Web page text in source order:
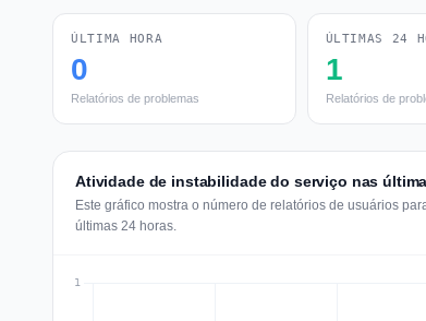
ÚLTIMA HORA
0
Relatórios de problemas
ÚLTIMAS 24
1
Relatórios de
Atividade de instabilidade do serviço nas
Este gráfico mostra o número de relatórios de usuários
últimas 24 horas.